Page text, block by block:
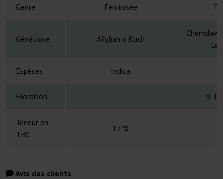
Genre Féminisée
Génétique Afghan x Kush
Espèces Indica
Floraison - 9-10
Teneur en
THC
17 %
Avis des clients